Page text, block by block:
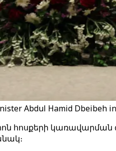
Abdul Hamid Dbeibeh
կառավարման